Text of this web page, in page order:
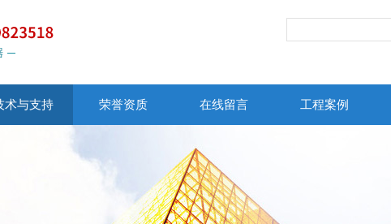
术与支持 荣誉资质 在线留言 工程案例